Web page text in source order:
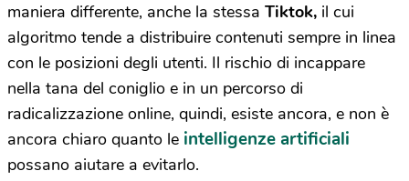
maniera differente, anche la stessa Tiktok, il cui
algoritmo tende a distribuire contenuti sempre in linea
con le posizioni degli utenti. Il rischio di incappare
nella tana del coniglio e in un percorso di
radicalizzazione online, quindi, esiste ancora, e non è
ancora chiaro quanto le intelligenze artificiali
possano aiutare a evitarlo.